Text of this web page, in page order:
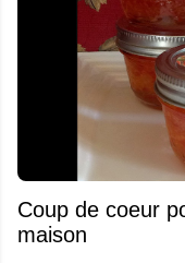
Coup de coeur
maison